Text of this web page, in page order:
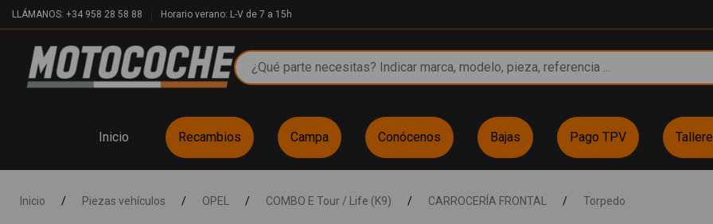
LLÁMANOS: +34 958 28 58 88 Horario verano: L-V de 7 a 15h
Inicio Recambios Campa Conócenos Bajas Pago TPV
Inicio / Piezas vehículos / OPEL / COMBO E Tour / Life (K9) / CARROCERÍA FRONTAL / Torpedo